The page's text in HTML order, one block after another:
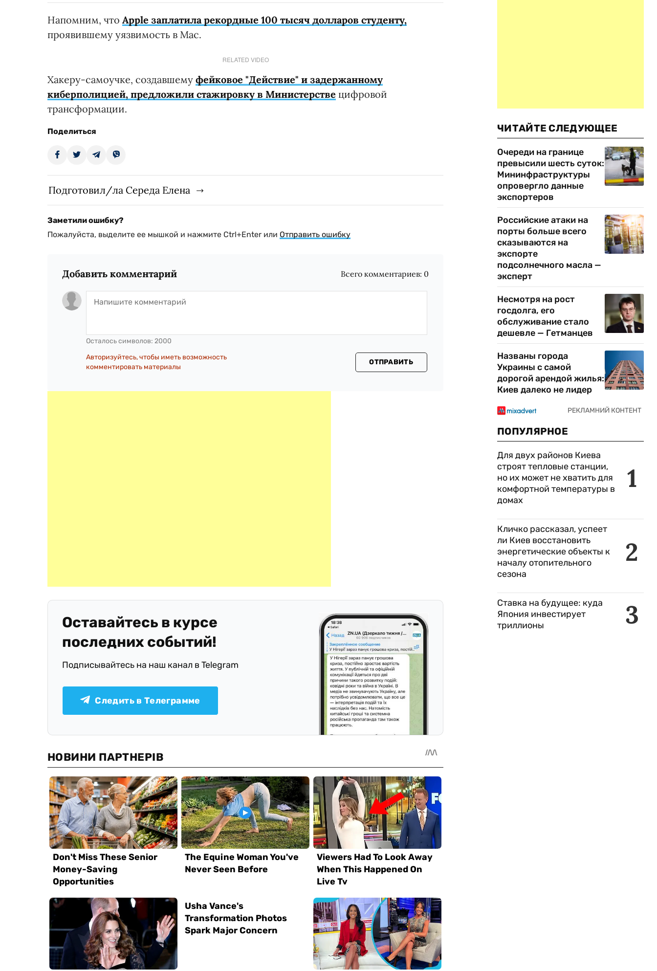
Напомним, что Apple заплатила рекордные 100 тысяч долларов студенту,
проявившему уязвимость в Mac.
RELATED VIDEO
Хакеру-самоучке, создавшему фейковое "Действие" и задержанному
киберполицией, предложили стажировку в Министерстве цифровой
трансформации.
Поделиться
Подготовил/ла Середа Елена
Заметили ошибку?
Пожалуйста, выделите ее мышкой и нажмите Ctrl+Enter или Отправить ошибку
Добавить комментарий Всего комментариев: 0
Осталось символов: 2000
Авторизуйтесь, чтобы иметь возможность
комментировать материалы
ОТПРАВИТЬ
Оставайтесь в курсе
последних событий!
Подписывайтесь на наш канал в Telegram
Следить в Телеграмме
ЧИТАЙТЕ СЛЕДУЮЩЕЕ
Очереди на границе
превысили шесть суток:
Мининфраструктуры
опровергло данные
экспортеров
Российские атаки на
порты больше всего
сказываются на
экспорте
подсолнечного масла —
эксперт
Несмотря на рост
госдолга, его
обслуживание стало
дешевле — Гетманцев
Названы города
Украины с самой
дорогой арендой жилья:
Киев далеко не лидер
ПОПУЛЯРНОЕ
1
Для двух районов Киева
строят тепловые станции,
но их может не хватить для
комфортной температуры в
домах
2
Кличко рассказал, успеет
ли Киев восстановить
энергетические объекты к
началу отопительного
сезона
3
Ставка на будущее: куда
Япония инвестирует
триллионы